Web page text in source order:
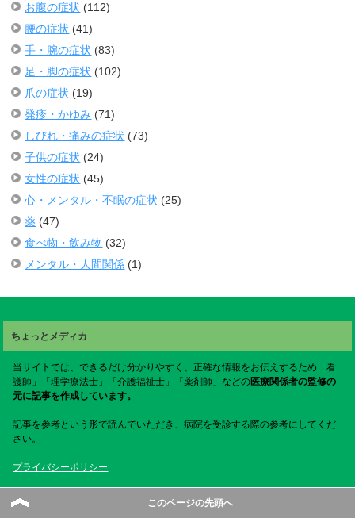
お腹の症状 (112)
腰の症状 (41)
手・腕の症状 (83)
足・脚の症状 (102)
爪の症状 (19)
発疹・かゆみ (71)
しびれ・痛みの症状 (73)
子供の症状 (24)
女性の症状 (45)
心・メンタル・不眠の症状 (25)
薬 (47)
食べ物・飲み物 (32)
メンタル・人間関係 (1)
ちょっとメディカ
当サイトでは、できるだけ分かりやすく、正確な情報をお伝えするため「看
護師」「理学療法士」「介護福祉士」「薬剤師」などの医療関係者の監修の
元に記事を作成しています。
記事を参考という形で読んでいただき、病院を受診する際の参考にしてくだ
さい。
プライバシーポリシー
運営者情報
このページの先頭へ